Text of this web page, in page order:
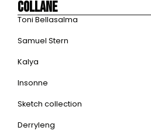
Collane
Toni Bellasalma
Samuel Stern
Kalya
Insonne
Sketch collection
Derryleng